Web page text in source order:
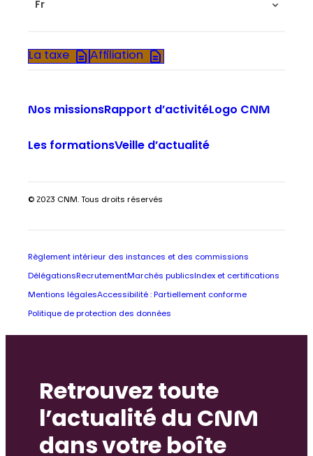
Fr
La taxe Affiliation
Nos missionsRapport d’activitéLogo CNM
Les formationsVeille d’actualité
© 2023 CNM. Tous droits réservés
Règlement intérieur des instances et des commissions
Délégations RecrutementMarchés publics Index et certifications
Mentions légalesAccessibilité : Partiellement conforme
Politique de protection des données
Retrouvez toute
l’actualité du CNM
dans votre boîte